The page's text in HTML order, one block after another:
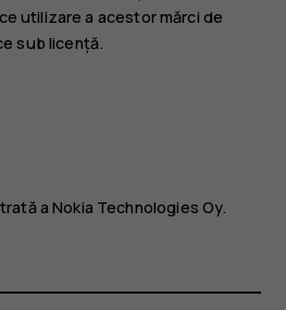
utilizare a acestor mărci de
sub licență.
a Nokia Technologies Oy.